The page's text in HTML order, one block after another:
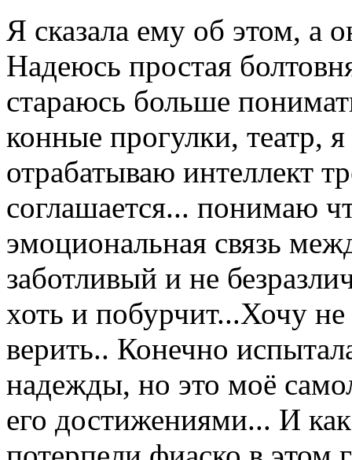
Я сказала ему об этом, а
Надеюсь простая
стараюсь больше
конные прогулки, театр,
отрабатываю интеллект
соглашается... понимаю
эмоциональная связь
заботливый и не
хоть и побурчит...Хочу
верить.. Конечно
надежды, но это моё
его достижениями... И